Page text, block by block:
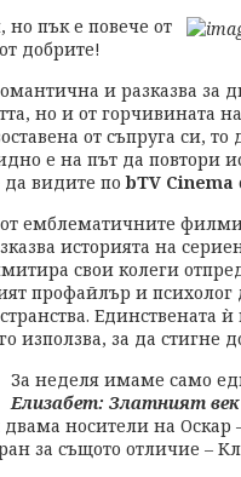
пък е повече от
добрите!
и разказва за
но и от горчивината
от съпруга си, то
е на път да повтори
видите поbTV Cinema
емблематичните
историята на
свои колеги
профайлър и
Единствената ѝ
използва, за да стигне
За неделя имаме само
Елизабет: Златният век
носители на Оскар
за същото отличие –